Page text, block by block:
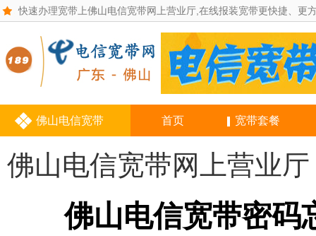
快速办理宽带上佛山电信宽带网上营业厅,在线报装宽带更快捷、更
佛山电信宽带 首页 宽带套餐
佛山电信宽带网上营业厅
佛山电信宽带密码